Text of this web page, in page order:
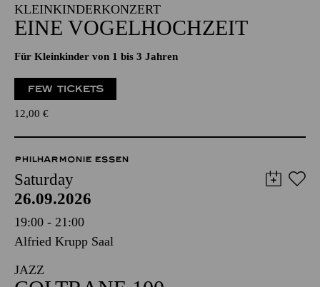
KLEINKINDERKONZERT
EINE VOGELHOCHZEIT
Für Kleinkinder von 1 bis 3 Jahren
FEW TICKETS
12,00 €
PHILHARMONIE ESSEN
Saturday
26.09.2026
19:00 - 21:00
Alfried Krupp Saal
JAZZ